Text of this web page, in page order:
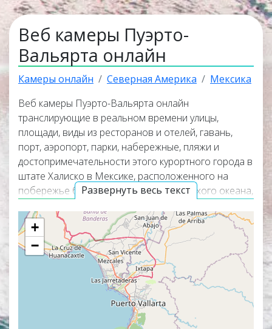
Веб камеры Пуэрто-
Вальярта онлайн
Камеры онлайн Северная Америка Мексика
Развернуть весь текст
Веб камеры Пуэрто-Вальярта онлайн
транслирующие в реальном времени улицы,
площади, виды из ресторанов и отелей, гавань,
порт, аэропорт, парки, набережные, пляжи и
достопримечательности этого курортного города в
штате Халиско в Мексике, расположенного на
побережье бухты Баия-де-Бандерас Тихого океана,
веб камеры покажут панорамные виды города,
окружающую его природу и помогут узнать
актуальную погоду в Пуэрто-Вальярта прямо
сейчас из любой точки мира. Веб камеры
работают в прямом эфире, а некоторые из них
транслируют изображение со звуком. Популярные
онлайн веб камеры располагаются в верхней
части списка трансляций. Карта онлайн веб камер
+
−